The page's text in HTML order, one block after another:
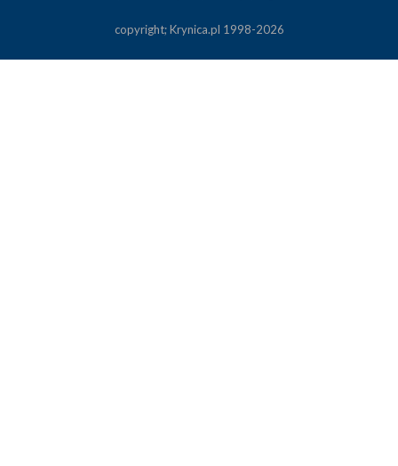
copyright; Krynica.pl 1998-2026